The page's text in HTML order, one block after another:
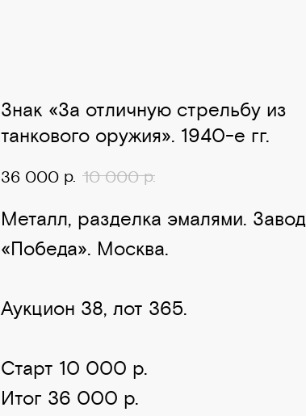
Знак «За отличную стрельбу из
танкового оружия». 1940-е гг.
36 000 р. 10 000 р.
Металл, разделка эмалями. Завод
«Победа». Москва.
Аукцион 38, лот 365.
Старт 10 000 р.
Итог 36 000 р.